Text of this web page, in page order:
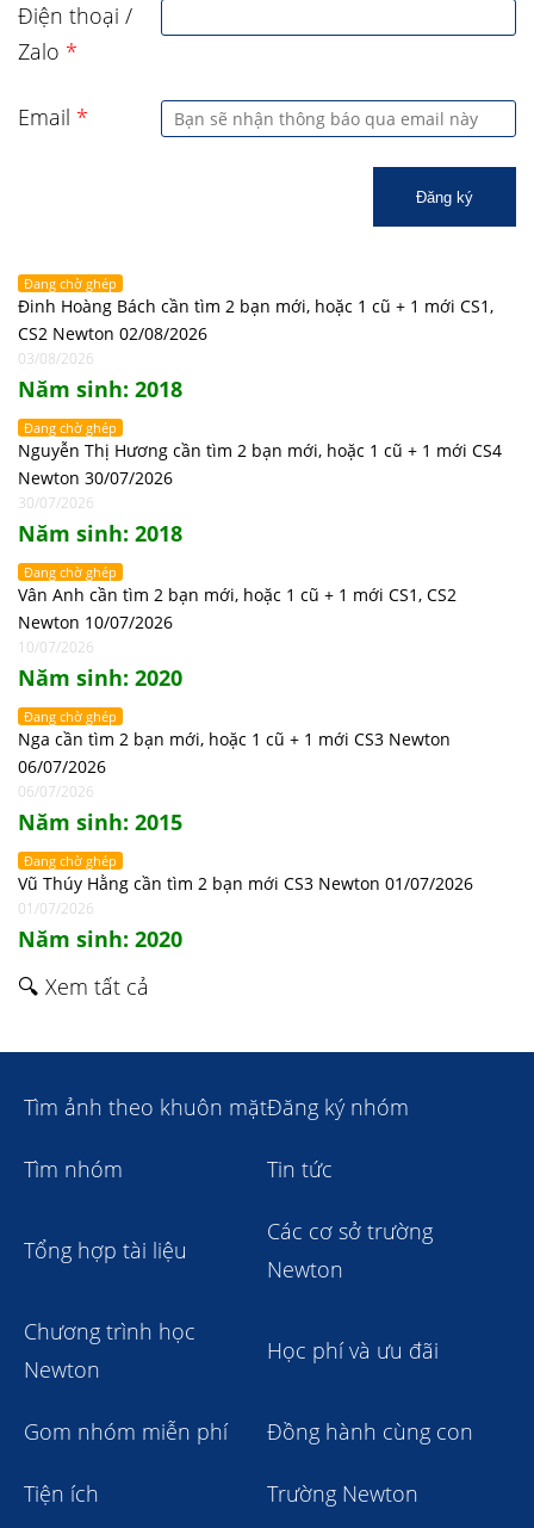
Điện thoại /
Zalo *
Email *
Đăng ký
Đang chờ ghép
Đinh Hoàng Bách cần tìm 2 bạn mới, hoặc 1 cũ + 1 mới CS1,
CS2 Newton 02/08/2026
03/08/2026
Năm sinh: 2018
Đang chờ ghép
Nguyễn Thị Hương cần tìm 2 bạn mới, hoặc 1 cũ + 1 mới CS4
Newton 30/07/2026
30/07/2026
Năm sinh: 2018
Đang chờ ghép
Vân Anh cần tìm 2 bạn mới, hoặc 1 cũ + 1 mới CS1, CS2
Newton 10/07/2026
10/07/2026
Năm sinh: 2020
Đang chờ ghép
Nga cần tìm 2 bạn mới, hoặc 1 cũ + 1 mới CS3 Newton
06/07/2026
06/07/2026
Năm sinh: 2015
Đang chờ ghép
Vũ Thúy Hằng cần tìm 2 bạn mới CS3 Newton 01/07/2026
01/07/2026
Năm sinh: 2020
🔍 Xem tất cả
Tìm ảnh theo khuôn mặtĐăng ký nhóm
Tìm nhóm Tin tức
Tổng hợp tài liệu
Các cơ sở trường
Newton
Chương trình học
Newton
Học phí và ưu đãi
Gom nhóm miễn phí Đồng hành cùng con
Tiện ích Trường Newton